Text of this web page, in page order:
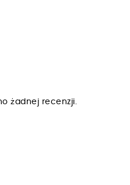
żadnej recenzji.